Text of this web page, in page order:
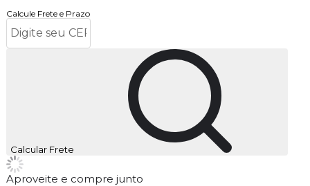
Calcule Frete e Prazo
Calcular Frete
Aproveite e compre junto